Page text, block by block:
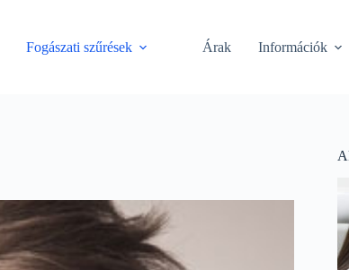
Fogászati szűrések Árak Információk